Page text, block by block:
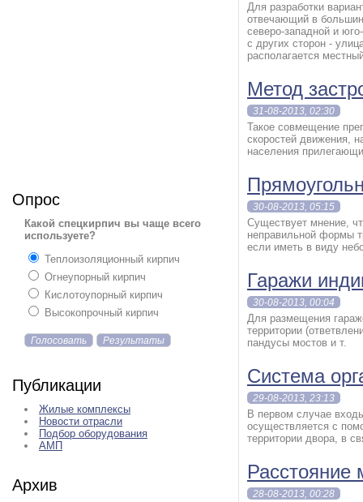
Опрос
Какой спецкирпич вы чаще всего
используете?
Теплоизоляционный кирпич
Огнеупорный кирпич
Кислотоупорный кирпич
Высокопрочный кирпич
Голосовать Результаты
Публикации
Жилые комплексы
Новости отрасли
Подбор оборудования
АМП
Архив
Для разработки
отвечающий в
северо-западной и
с других сторон -
располагается
Метод
31-08-2013, 02:30
Такое совмещение
скоростей движения,
населения
30-08-2013, 05:15
Существует мнение,
неправильной формы
если иметь в виду
Гаражи
30-08-2013, 00:04
Для размещения
территории
пандусы мостов и т.
Система
29-08-2013, 23:13
В первом случае
осуществляется с
территории двора, в
Расстояние
28-08-2013, 00:28